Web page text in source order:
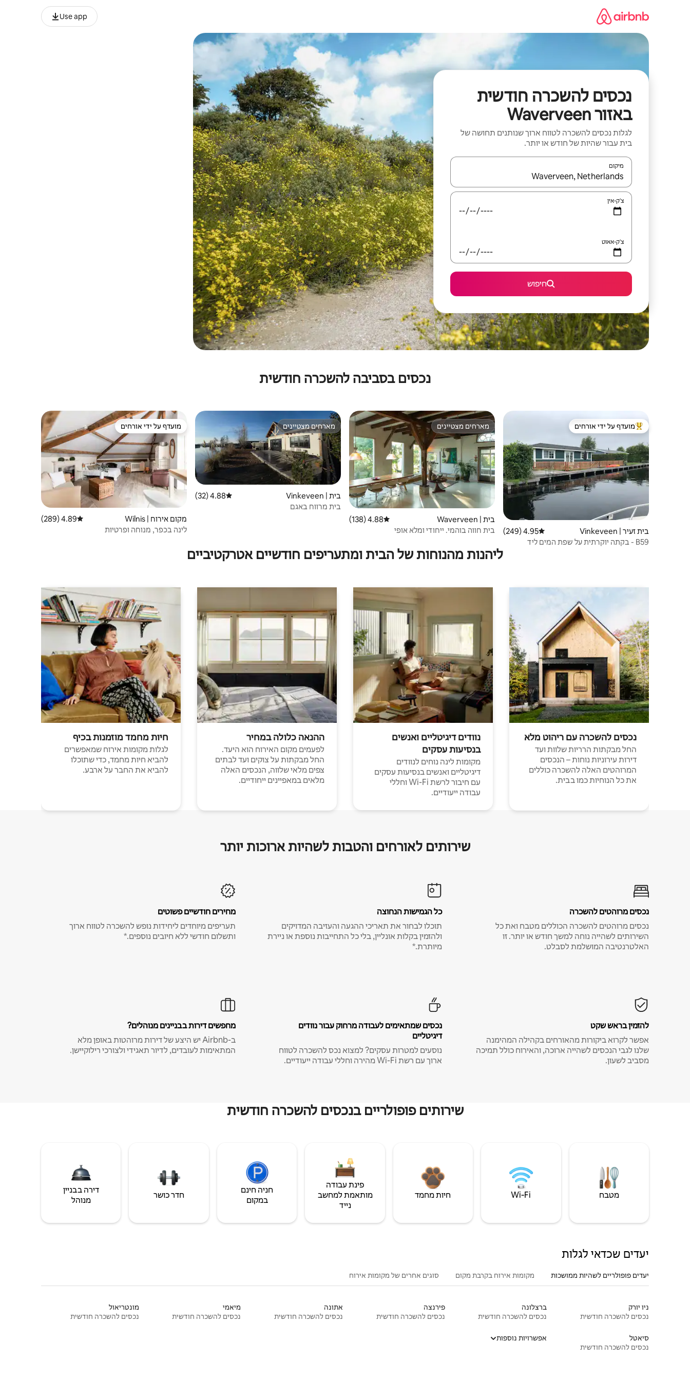
Use app
נכסים להשכרה חודשית
באזור Waverveen
לגלות נכסים להשכרה לטווח ארוך שנותנים תחושה של
בית עבור שהיות של חודש או יותר.
מיקום
כאשר התוצאות יהיו זמינות, יש לנווט עם מקשי החיצים למעלה ולמטה או לעיין בעזרת תנועות מגע או החלקה.
צ'ק-אין
צ'ק-אאוט
חיפוש
נכסים בסביבה להשכרה חודשית
מוביל בקרב נכסים מועדפים על ידי אורחים
מועדף על ידי אורחים
בית זעיר | Vinkeveen דירוג ממוצע של 4.95 מתוך 5, 249 ביקורות
4.95 (249)
B59 - בקתה יוקרתית על שפת המים ליד
מארחים מצטיינים
מארחים מצטיינים
בית | Waverveen דירוג ממוצע של 4.88 מתוך 5, 138 ביקורות
4.88 (138)
בית חווה בוהמי. ייחודי ומלא אופי
מארחים מצטיינים
מארחים מצטיינים
בית | Vinkeveen דירוג ממוצע של 4.88 מתוך 5, 32 ביקורות
4.88 (32)
בית מרווח באגם
מועדף על ידי אורחים
מועדף על ידי אורחים
מקום אירוח | Wilnis דירוג ממוצע של 4.89 מתוך 5, 289 ביקורות
4.89 (289)
לינה בכפר, מנוחה ופרטיות
ליהנות מהנוחות של הבית ומתעריפים חודשיים אטרקטיביים
נכסים להשכרה עם ריהוט מלא
החל מבקתות הרריות שלוות ועד
דירות עירוניות נוחות – הנכסים
המרוהטים האלה להשכרה כוללים
את כל הנוחיות כמו בבית.
נוודים דיגיטליים ואנשים
בנסיעות עסקים
מקומות לינה נוחים לנוודים
דיגיטליים ואנשים בנסיעות עסקים
עם חיבור לרשת Wi-Fi וחללי
עבודה ייעודיים.
ההנאה כלולה במחיר
לפעמים מקום האירוח הוא היעד.
החל מבקתות על צוקים ועד לבתים
צפים מלאי שלווה, הנכסים האלה
מלאים במאפיינים ייחודיים.
חיות מחמד מוזמנות בכיף
לגלות מקומות אירוח שמאפשרים
להביא חיות מחמד, כדי שתוכלו
להביא את החבר על ארבע.
שירותים לאורחים והטבות לשהיות ארוכות יותר
נכסים מרוהטים להשכרה
נכסים מרוהטים להשכרה הכוללים מטבח ואת כל
השירותים לשהייה נוחה למשך חודש או יותר. זו
האלטרנטיבה המושלמת לסבלט.
כל הגמישות הנחוצה
תוכלו לבחור את תאריכי ההגעה והעזיבה המדויקים
ולהזמין בקלות אונליין, בלי כל התחייבות נוספת או ניירת
מיותרת.*
מחירים חודשיים פשוטים
תעריפים מיוחדים ליחידות נופש להשכרה לטווח ארוך
ותשלום חודשי ללא חיובים נוספים.*
להזמין בראש שקט
אפשר לקרוא ביקורות מהאורחים בקהילה המהימנה
שלנו לגבי הנכסים לשהייה ארוכה, והאירוח כולל תמיכה
מסביב לשעון.
נכסים שמתאימים לעבודה מרחוק עבור נוודים
דיגיטליים
נוסעים למטרות עסקים? למצוא נכס להשכרה לטווח
ארוך עם רשת Wi-Fi מהירה וחללי עבודה ייעודיים.
מחפשים דירות בבניינים מנוהלים?
ב-Airbnb יש היצע של דירות מרוהטות באופן מלא
המתאימות לעובדים, לדיור תאגידי ולצורכי רילוקיישן.
שירותים פופולריים בנכסים להשכרה חודשית
מטבח Wi‑Fi חיות מחמד
פינת עבודה
מותאמת למחשב
נייד
חניה חינם
במקום
חדר כושר
דירה בבניין
מנוהל
יעדים שכדאי לגלות
יעדים פופולריים לשהיות ממושכות מקומות אירוח בקרבת מקום סוגים אחרים של מקומות אירוח
ניו יורק
נכסים להשכרה חודשית
ברצלונה
נכסים להשכרה חודשית
פירנצה
נכסים להשכרה חודשית
אתונה
נכסים להשכרה חודשית
מיאמי
נכסים להשכרה חודשית
מונטריאול
נכסים להשכרה חודשית
סיאטל
נכסים להשכרה חודשית
אפשרויות נוספות